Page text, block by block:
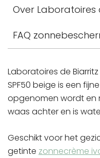
Over Laboratoires
FAQ
Laboratoires de
SPF50 beige is een
opgenomen wordt en
waas achter en is
Geschikt voor het
getinte zonnecrème